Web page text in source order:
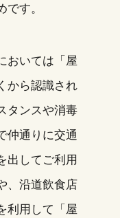
す。
おいては「屋
から認識され
タンスや消毒
仲通りに交通
出してご利用
、沿道飲食店
利用して「屋